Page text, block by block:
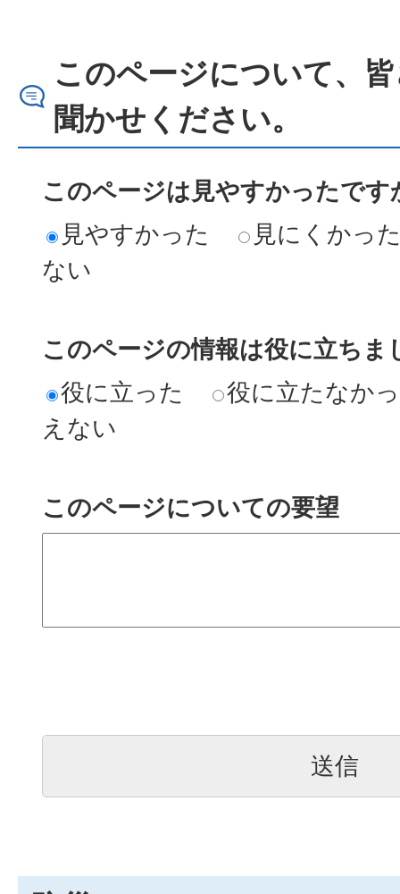
このページについて、
聞かせください。
このページは見やすかったです
見やすかった
見にくかっ
ない
このページの情報は役に立ちま
役に立った
役に立たなか
えない
このページについての要望